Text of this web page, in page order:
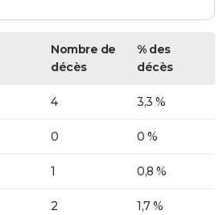
Nombre de
décès
% des
décès
4 3,3 %
0 0 %
1 0,8 %
2 1,7 %